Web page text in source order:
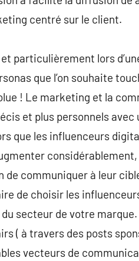
centré sur le client.
particulièrement lors
que l’on souhaite
! Le marketing et la
et plus personnels
que les influenceurs
communiquer à leur
de choisir les
secteur de votre
( à travers des posts
vecteurs de